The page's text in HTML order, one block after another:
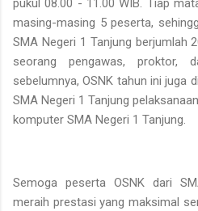
pukul 08.00 - 11.00 WIB. Tiap
masing-masing 5 peserta,
SMA Negeri 1 Tanjung berjumlah
seorang pengawas, proktor,
sebelumnya, OSNK tahun ini juga
SMA Negeri 1 Tanjung
komputer SMA Negeri 1 Tanjung.
Semoga peserta OSNK dari
meraih prestasi yang maksimal